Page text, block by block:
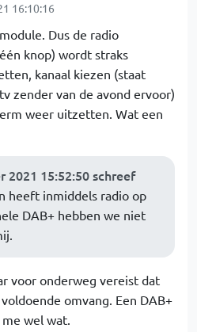
16:10:16
Dus de radio
knop) wordt straks
kanaal kiezen (staat
zender van de avond ervoor)
weer uitzetten. Wat een
2021 15:52:50 schreef
heeft inmiddels radio op
DAB+ hebben we niet
voor onderweg vereist dat
omvang. Een DAB+
wel wat.